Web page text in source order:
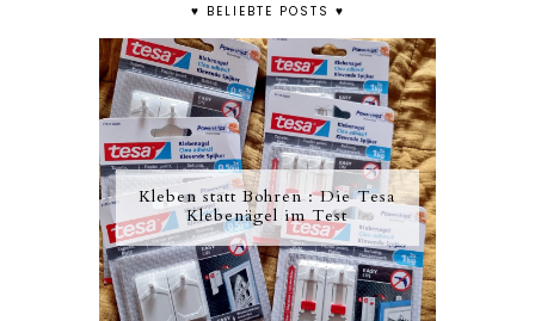
♥ BELIEBTE POSTS ♥
Kleben statt Bohren : Die Tesa
Klebenägel im Test